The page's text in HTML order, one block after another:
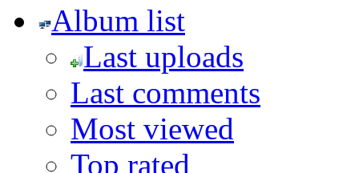
Album list
Last uploads
Last comments
Most viewed
Top rated